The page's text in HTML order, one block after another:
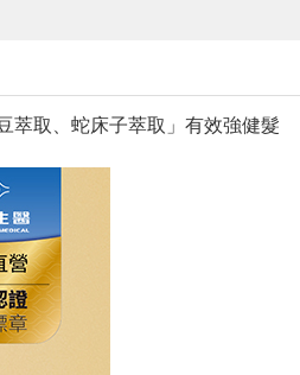
萃取、蛇床子萃取」有效強健髮